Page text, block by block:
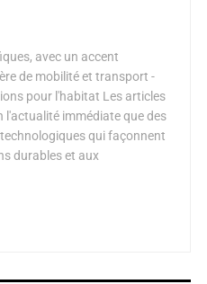
avec un accent
de mobilité et transport -
pour l'habitat Les articles
l'actualité immédiate que des
qui façonnent
durables et aux